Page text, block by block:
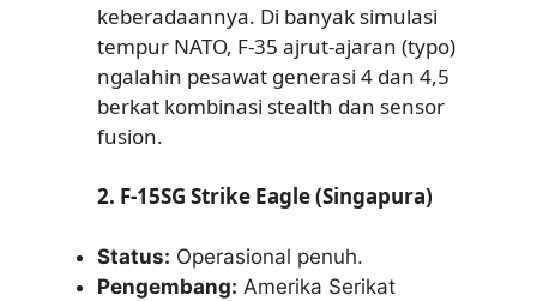
keberadaannya. Di banyak simulasi
tempur NATO, F-35 ajrut-ajaran (typo)
ngalahin pesawat generasi 4 dan 4,5
berkat kombinasi stealth dan sensor
fusion.
2. F-15SG Strike Eagle (Singapura)
Status: Operasional penuh.
Pengembang: Amerika Serikat